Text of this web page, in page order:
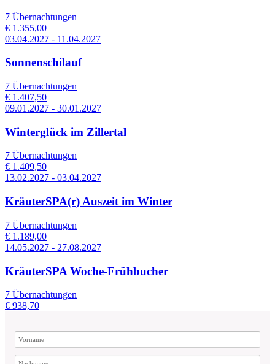
7 Übernachtungen
€ 1.355,00
03.04.2027 - 11.04.2027
Sonnenschilauf
7 Übernachtungen
€ 1.407,50
09.01.2027 - 30.01.2027
Winterglück im Zillertal
7 Übernachtungen
€ 1.409,50
13.02.2027 - 03.04.2027
KräuterSPA(r) Auszeit im Winter
7 Übernachtungen
€ 1.189,00
14.05.2027 - 27.08.2027
KräuterSPA Woche-Frühbucher
7 Übernachtungen
€ 938,70